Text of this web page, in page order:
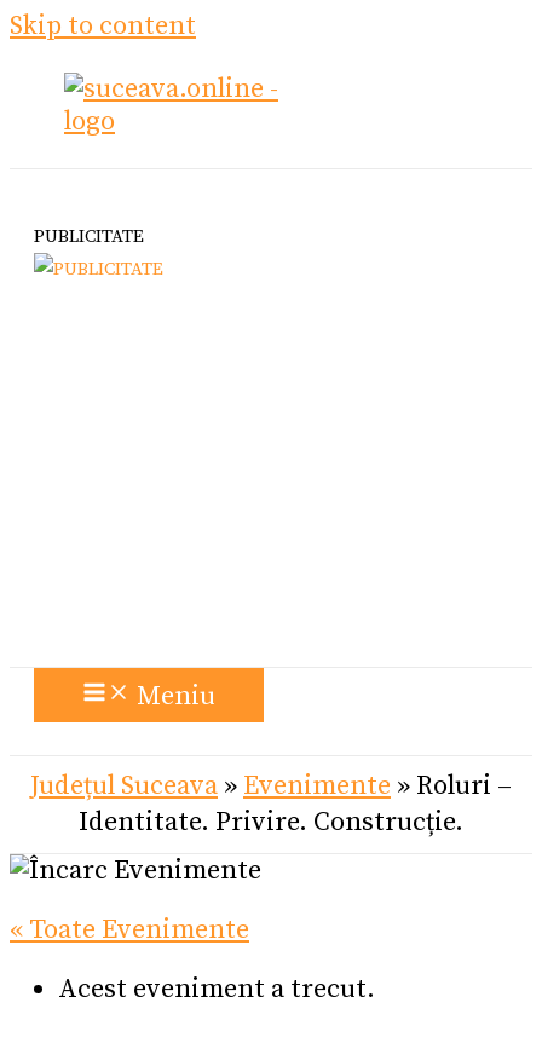
Skip to content
PUBLICITATE
Meniu
Județul Suceava » Evenimente » Roluri –
Identitate. Privire. Construcție.
« Toate Evenimente
Acest eveniment a trecut.